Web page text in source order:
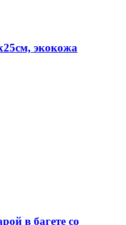
экокожа
в багете со